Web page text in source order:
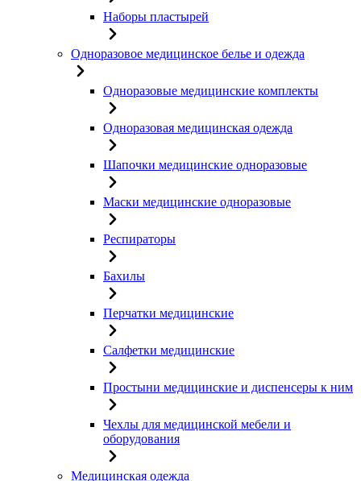
Наборы пластырей
Одноразовое медицинское белье и одежда
Одноразовые медицинские комплекты
Одноразовая медицинская одежда
Шапочки медицинские одноразовые
Маски медицинские одноразовые
Респираторы
Бахилы
Перчатки медицинские
Салфетки медицинские
Простыни медицинские и диспенсеры к ним
Чехлы для медицинской мебели и
оборудования
Медицинская одежда